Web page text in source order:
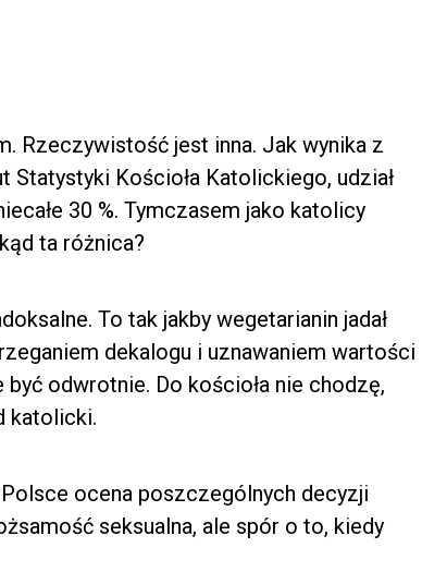
Rzeczywistość jest inna. Jak wynika z
Kościoła Katolickiego, udział
30 %. Tymczasem jako katolicy
ta różnica?
To tak jakby wegetarianin jadał
dekalogu i uznawaniem wartości
odwrotnie. Do kościoła nie chodzę,
katolicki.
ocena poszczególnych decyzji
seksualna, ale spór o to, kiedy